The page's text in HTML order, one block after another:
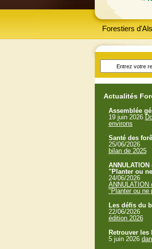
Forestiers
Actualités
Assemblée
19 juin 2026
environs
Santé des
25/06/2026
bilan de 2025
"Planter ou
24/06/2026
ANNULATION
"Planter ou ne
Les défis du
22/06/2026
édition 2026
Retrouver
5 juin 2026